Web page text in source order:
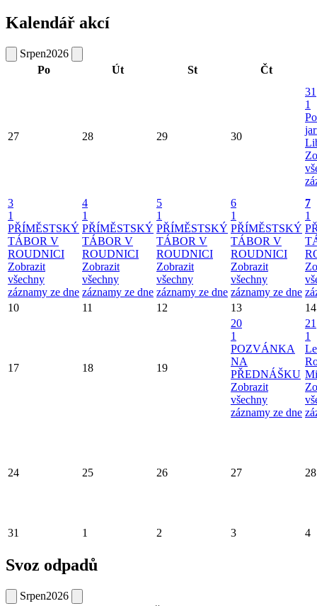
Kalendář akcí
Srpen2026
Po
Út St Čt
27 28 29 30
31
1
3
1
PŘÍMĚSTSKÝ
TÁBOR V
ROUDNICI
Zobrazit
všechny
záznamy ze dne
4
1
PŘÍMĚSTSKÝ
TÁBOR V
ROUDNICI
Zobrazit
všechny
záznamy ze dne
5
1
PŘÍMĚSTSKÝ
TÁBOR V
ROUDNICI
Zobrazit
všechny
záznamy ze dne
6
1
PŘÍMĚSTSKÝ
TÁBOR V
ROUDNICI
Zobrazit
všechny
záznamy ze dne
7
1
10
11 12 13 14
17 18 19
20
1
POZVÁNKA
NA
PŘEDNÁŠKU
Zobrazit
všechny
záznamy ze dne
21
1
24 25 26 27 28
31 1 2 3 4
Svoz odpadů
Srpen2026